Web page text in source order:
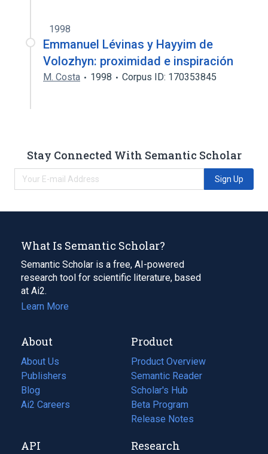
1998
Emmanuel Lévinas y Hayyim de
Volozhyn: proximidad e inspiración
M. Costa 1998 Corpus ID: 170353845
Stay Connected With Semantic Scholar
Sign Up
What Is Semantic Scholar?
Semantic Scholar is a free, AI-powered
research tool for scientific literature, based
at Ai2.
Learn More
About
About Us
Publishers
Blog
(opens
in
tab)
Ai2 Careers
(opens
new
Product
Product Overview
Semantic Reader
Scholar's Hub
Beta Program
Release Notes
API Research